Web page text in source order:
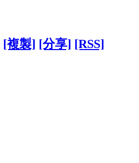
[複製] [分享] [RSS]